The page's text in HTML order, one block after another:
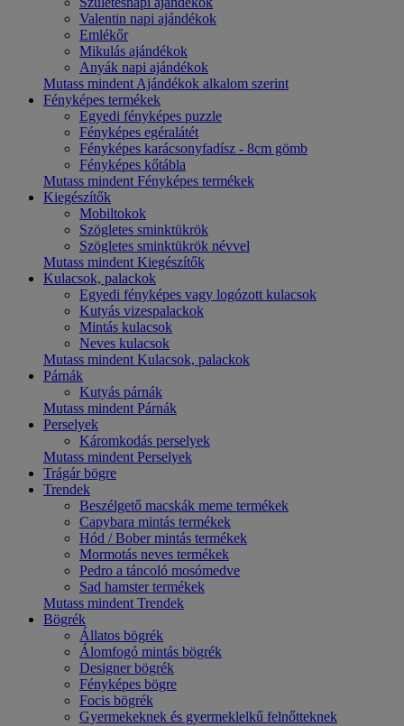
Valentin napi ajándékok
Emlékőr
Mikulás ajándékok
Anyák napi ajándékok
Mutass mindent Ajándékok alkalom szerint
Fényképes termékek
Egyedi fényképes puzzle
Fényképes egéralátét
Fényképes karácsonyfadísz - 8cm gömb
Fényképes kőtábla
Mutass mindent Fényképes termékek
Kiegészítők
Mobiltokok
Szögletes sminktükrök
Szögletes sminktükrök névvel
Mutass mindent Kiegészítők
Kulacsok, palackok
Egyedi fényképes vagy logózott kulacsok
Kutyás vizespalackok
Mintás kulacsok
Neves kulacsok
Mutass mindent Kulacsok, palackok
Párnák
Kutyás párnák
Mutass mindent Párnák
Perselyek
Káromkodás perselyek
Mutass mindent Perselyek
Trágár bögre
Trendek
Beszélgető macskák meme termékek
Capybara mintás termékek
Hód / Bober mintás termékek
Mormotás neves termékek
Pedro a táncoló mosómedve
Sad hamster termékek
Mutass mindent Trendek
Bögrék
Állatos bögrék
Álomfogó mintás bögrék
Designer bögrék
Fényképes bögre
Focis bögrék
Gyermekeknek és gyermeklelkű felnőtteknek